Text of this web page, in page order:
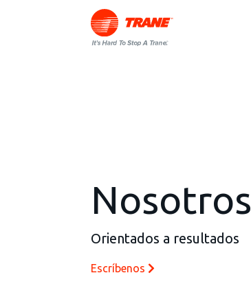
Nosotros
Orientados a resultados
Escríbenos